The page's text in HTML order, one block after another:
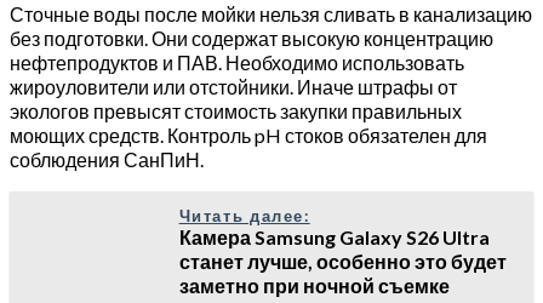
Сточные воды после мойки нельзя сливать в канализацию
без подготовки. Они содержат высокую концентрацию
нефтепродуктов и ПАВ. Необходимо использовать
жироуловители или отстойники. Иначе штрафы от
экологов превысят стоимость закупки правильных
моющих средств. Контроль pH стоков обязателен для
соблюдения СанПиН.
Читать далее:
Камера Samsung Galaxy S26 Ultra
станет лучше, особенно это будет
заметно при ночной съемке